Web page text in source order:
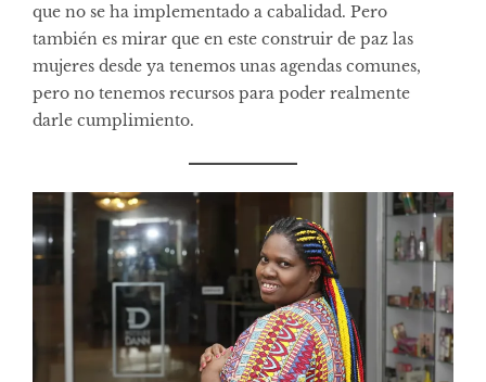
que no se ha implementado a cabalidad. Pero
también es mirar que en este construir de paz las
mujeres desde ya tenemos unas agendas comunes,
pero no tenemos recursos para poder realmente
darle cumplimiento.